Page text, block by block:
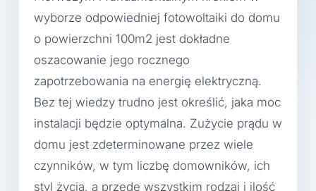
wyborze odpowiedniej fotowoltaiki do domu
o powierzchni 100m2 jest dokładne
oszacowanie jego rocznego
zapotrzebowania na energię elektryczną.
Bez tej wiedzy trudno jest określić, jaka moc
instalacji będzie optymalna. Zużycie prądu w
domu jest zdeterminowane przez wiele
czynników, w tym liczbę domowników, ich
styl życia, a przede wszystkim rodzaj i ilość